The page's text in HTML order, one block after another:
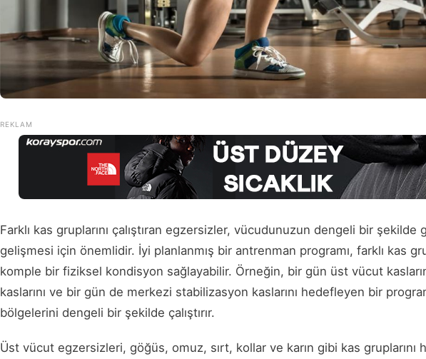
Farklı kas gruplarını çalıştıran egzersizler, vücudunuzun dengeli bir şekilde
gelişmesi için önemlidir. İyi planlanmış bir antrenman programı, farklı kas
komple bir fiziksel kondisyon sağlayabilir. Örneğin, bir gün üst vücut
kaslarını ve bir gün de merkezi stabilizasyon kaslarını hedefleyen bir
bölgelerini dengeli bir şekilde çalıştırır.
Üst vücut egzersizleri, göğüs, omuz, sırt, kollar ve karın gibi kas gruplarını